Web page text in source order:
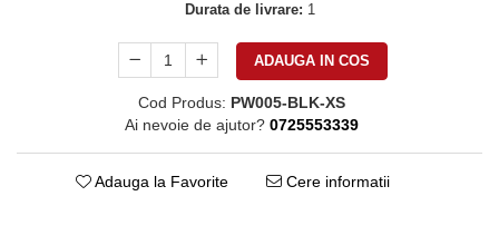
Durata de livrare: 1
ADAUGA IN COS
Cod Produs: PW005-BLK-XS
Ai nevoie de ajutor? 0725553339
Adauga la Favorite Cere informatii